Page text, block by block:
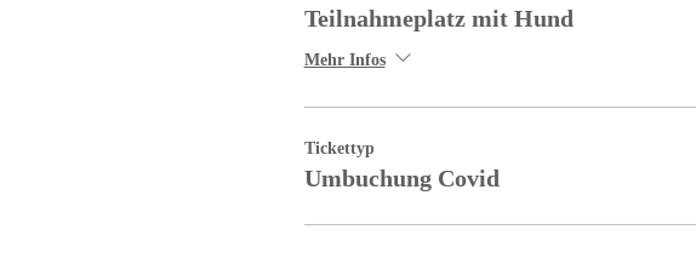
Teilnahmeplatz mit Hund
Mehr Infos
Tickettyp
Umbuchung Covid